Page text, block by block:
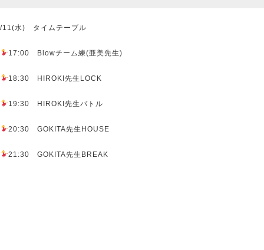
/11(水) タイムテーブル
17:00 Blowチーム練(亜美先生)
18:30 HIROKI先生LOCK
19:30 HIROKI先生バトル
20:30 GOKITA先生HOUSE
21:30 GOKITA先生BREAK